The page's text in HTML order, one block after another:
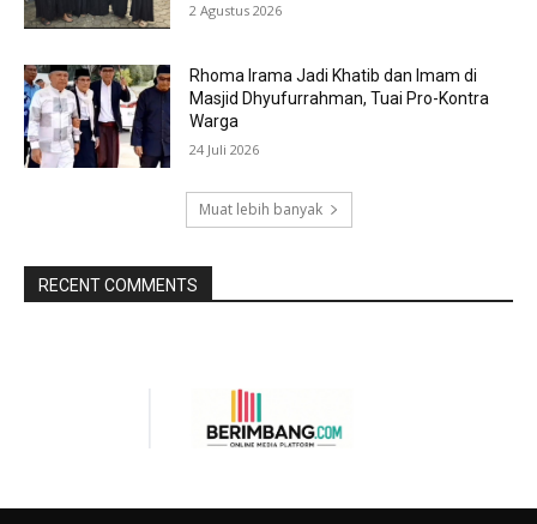
2 Agustus 2026
Rhoma Irama Jadi Khatib dan Imam di
Masjid Dhyufurrahman, Tuai Pro-Kontra
Warga
24 Juli 2026
Muat lebih banyak
RECENT COMMENTS